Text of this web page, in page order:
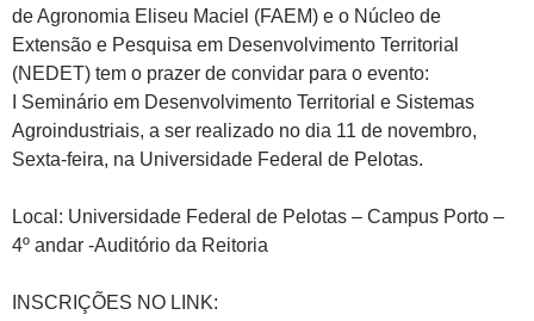
de Agronomia Eliseu Maciel (FAEM) e o Núcleo de
Extensão e Pesquisa em Desenvolvimento Territorial
(NEDET) tem o prazer de convidar para o evento:
I Seminário em Desenvolvimento Territorial e Sistemas
Agroindustriais, a ser realizado no dia 11 de novembro,
Sexta-feira, na Universidade Federal de Pelotas.
Local: Universidade Federal de Pelotas – Campus Porto –
4º andar -Auditório da Reitoria
INSCRIÇÕES NO LINK: